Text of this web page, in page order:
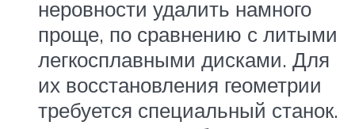
неровности удалить намного
проще, по сравнению с литыми
легкосплавными дисками. Для
их восстановления геометрии
требуется специальный станок.